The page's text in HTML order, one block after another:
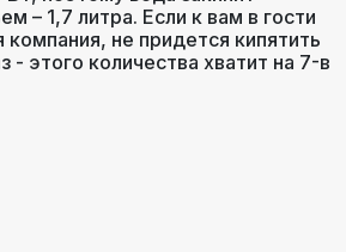
– 1,7 литра. Если к вам в гости
не придется кипятить
- этого количества хватит на 7-в